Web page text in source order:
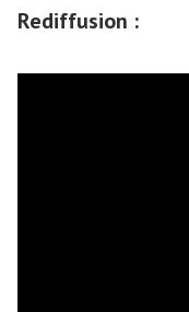
Rediffusion :